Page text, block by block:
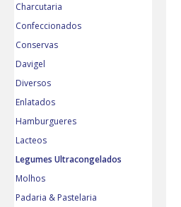
Charcutaria
Confeccionados
Conservas
Davigel
Diversos
Enlatados
Hamburgueres
Lacteos
Legumes Ultracongelados
Molhos
Padaria & Pastelaria